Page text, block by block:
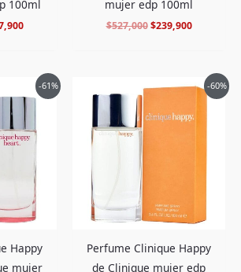
100ml
mujer edp 100ml
$527,000 $239,900
-61%
Happy
mujer
precio
actual
es:
$198,900.
-60%
Perfume Clinique Happy
de Clinique mujer edp
era:
precio
es: